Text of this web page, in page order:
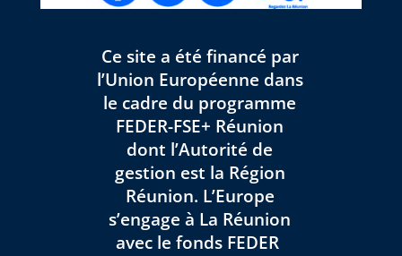
Ce site a été financé par
l’Union Européenne dans
le cadre du programme
FEDER-FSE+ Réunion
dont l’Autorité de
gestion est la Région
Réunion. L’Europe
s’engage à La Réunion
avec le fonds FEDER